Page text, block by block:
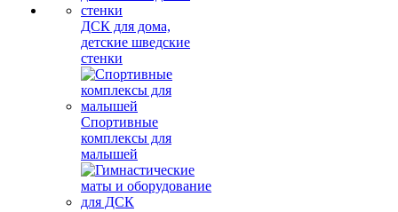
ДСК для дома,
детские шведские
стенки
Спортивные
комплексы для
малышей